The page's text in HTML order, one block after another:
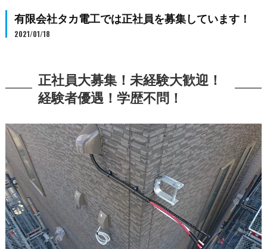
有限会社タカ電工では正社員を募集しています！
2021/01/18
正社員大募集！未経験大歓迎！
経験者優遇！学歴不問！